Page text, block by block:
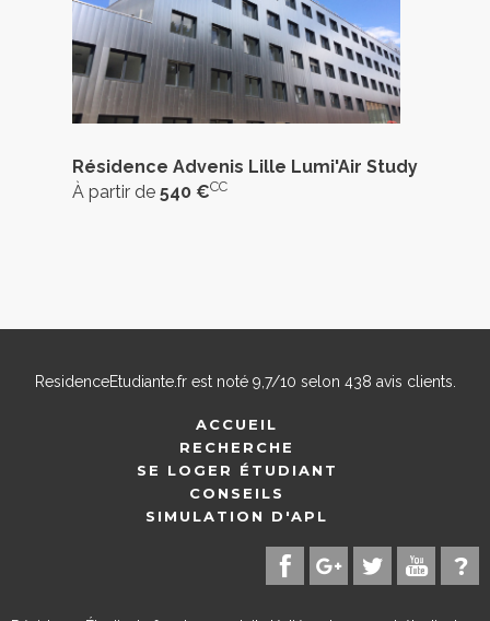
Résidence Advenis Lille Lumi'Air Study
À partir de 540 €CC
ResidenceEtudiante.frest noté 9,7/10 selon 438 avis clients.
ACCUEIL
RECHERCHE
SE LOGER ÉTUDIANT
CONSEILS
SIMULATION D'APL